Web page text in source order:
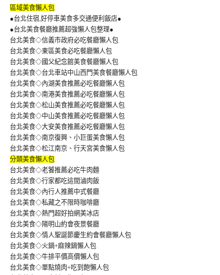
區域美食懶人包
●台北住宿,好停車美食多交通便利飯店●
●台北美食餐廳推薦超強懶人包整理●
台北美食◇信義市政府必吃餐廳懶人包
台北美食◇東區美食必吃餐廳懶人包
台北美食◇國父紀念館美食餐廳懶人包
台北美食◇台北車站中山西門美食餐廳懶人包
台北美食◇內湖美食推薦必吃餐廳懶人包
台北美食◇南港美食推薦必吃餐廳懶人包
台北美食◇松山美食推薦必吃餐廳懶人包
台北美食◇中山美食推薦必吃餐廳懶人包
台北美食◇大安美食推薦必吃餐廳懶人包
台北美食◇南京復興、小巨蛋美食懶人包
台北美食◇松江南京、行天宮美食懶人包
分類美食懶人包
台北美食◇老饕推薦必吃牛肉麵
台北美食◇行家都吃這間滷肉飯
台北美食◇內行人推薦中式餐廳
台北美食◇私藏之不限時咖啡廳
台北美食◇熱門超好拍網美冰店
台北美食◇陽明山約會夜景餐廳
台北美食◇情人聖誕節慶生約會餐廳懶人包
台北美食◇火鍋+麻辣鍋懶人包
台北美食◇牛排平價高價懶人包
台北美食◇單點燒肉+吃到飽懶人包